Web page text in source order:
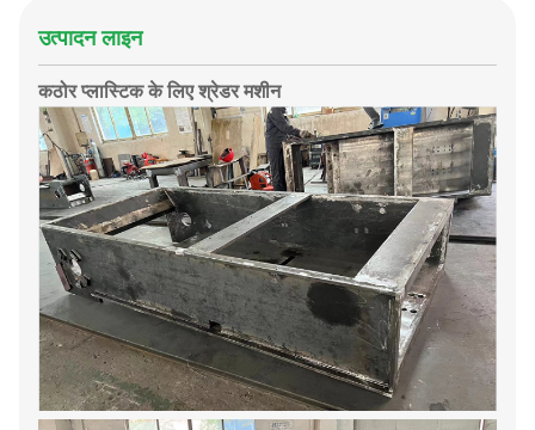
उत्पादन लाइन
कठोर प्लास्टिक के लिए श्रेडर मशीन